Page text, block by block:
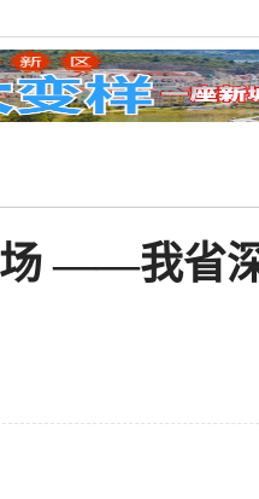
——我省